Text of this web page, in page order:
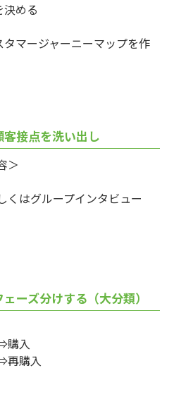
める
マージャーニーマップを作
客接点を洗い出し
＞
くはグループインタビュー
ーズ分けする（大分類）
購入
再購入